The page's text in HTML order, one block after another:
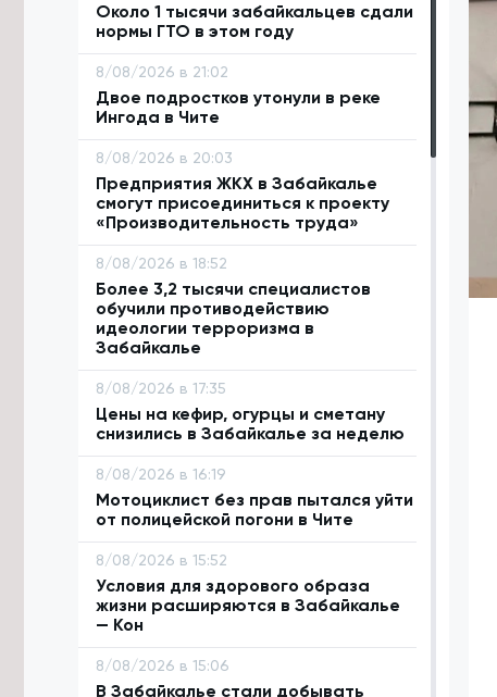
Около 1 тысячи забайкальцев сдали
нормы ГТО в этом году
8/08/2026 в 21:02
Двое подростков утонули в реке
Ингода в Чите
8/08/2026 в 20:03
Предприятия ЖКХ в Забайкалье
смогут присоединиться к проекту
«Производительность труда»
8/08/2026 в 18:52
Более 3,2 тысячи специалистов
обучили противодействию
идеологии терроризма в
Забайкалье
8/08/2026 в 17:35
Цены на кефир, огурцы и сметану
снизились в Забайкалье за неделю
8/08/2026 в 16:19
Мотоциклист без прав пытался уйти
от полицейской погони в Чите
8/08/2026 в 15:52
Условия для здорового образа
жизни расширяются в Забайкалье
— Кон
8/08/2026 в 15:06
В Забайкалье стали добывать